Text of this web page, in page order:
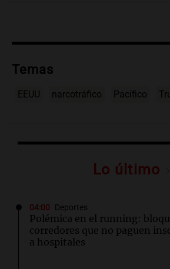
Temas
EEUU narcotráfico Pacífico
Lo último
04:00 Deportes
Polémica en el running:
corredores que no paguen
a hospitales